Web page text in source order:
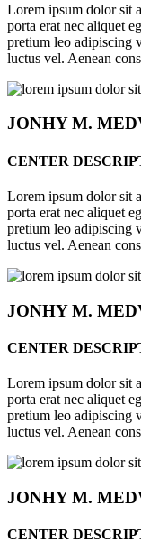
Lorem ipsum dolor sit
porta erat nec aliquet
pretium leo adipiscing
luctus vel. Aenean
JONHYM.
CENTER
Lorem ipsum dolor sit
porta erat nec aliquet
pretium leo adipiscing
luctus vel. Aenean
JONHYM.
CENTER
Lorem ipsum dolor sit
porta erat nec aliquet
pretium leo adipiscing
luctus vel. Aenean
JONHYM.
CENTER